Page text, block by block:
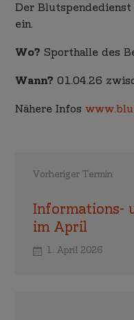
Der
ein.
Wo? Sporthalle des
Wann? 01.04.26
Nähere Infos
Vorheriger Termin
Informations-
im April
1. April 2026